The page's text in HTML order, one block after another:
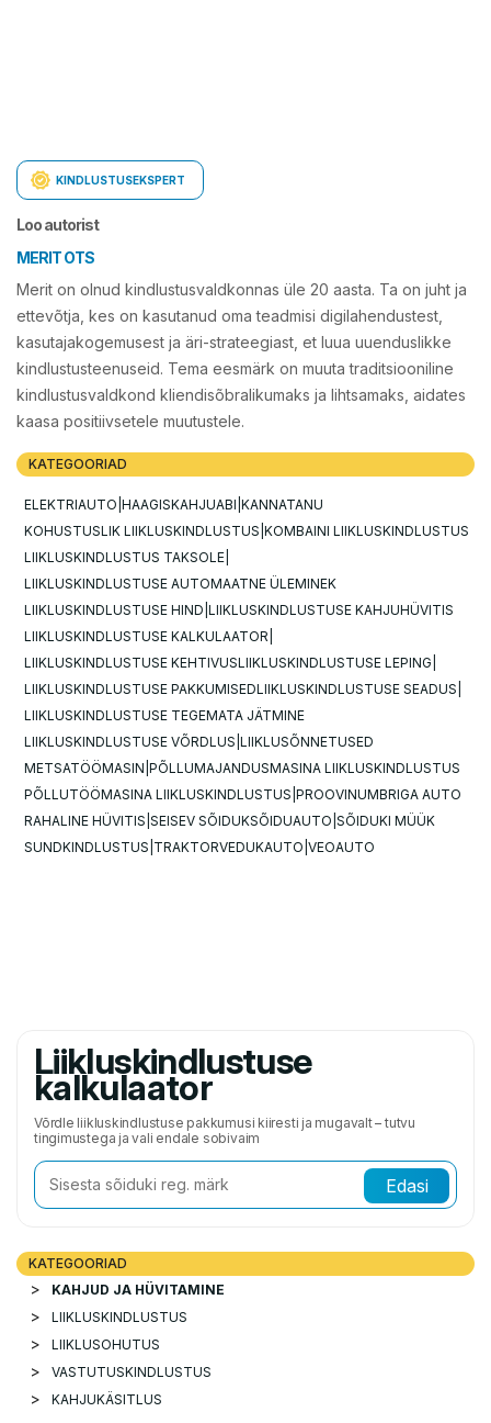
KINDLUSTUSEKSPERT
Loo autorist
MERIT OTS
Merit on olnud kindlustusvaldkonnas üle 20 aasta. Ta on juht ja
ettevõtja, kes on kasutanud oma teadmisi digilahendustest,
kasutajakogemusest ja äri-strateegiast, et luua uuenduslikke
kindlustusteenuseid. Tema eesmärk on muuta traditsiooniline
kindlustusvaldkond kliendisõbralikumaks ja lihtsamaks, aidates
kaasa positiivsetele muutustele.
KATEGOORIAD
ELEKTRIAUTO HAAGISKAHJUABI KANNATANU
KOHUSTUSLIK LIIKLUSKINDLUSTUS KOMBAINI LIIKLUSKINDLUSTUS
LIIKLUSKINDLUSTUS TAKSOLE
LIIKLUSKINDLUSTUSE AUTOMAATNE ÜLEMINEK
LIIKLUSKINDLUSTUSE HIND LIIKLUSKINDLUSTUSE KAHJUHÜVITIS
LIIKLUSKINDLUSTUSE KALKULAATOR
LIIKLUSKINDLUSTUSE KEHTIVUSLIIKLUSKINDLUSTUSE LEPING
LIIKLUSKINDLUSTUSE PAKKUMISEDLIIKLUSKINDLUSTUSE SEADUS
LIIKLUSKINDLUSTUSE TEGEMATA JÄTMINE
LIIKLUSKINDLUSTUSE VÕRDLUS LIIKLUSÕNNETUSED
METSATÖÖMASIN PÕLLUMAJANDUSMASINA LIIKLUSKINDLUSTUS
PÕLLUTÖÖMASINA LIIKLUSKINDLUSTUS PROOVINUMBRIGA AUTO
RAHALINE HÜVITIS SEISEV SÕIDUKSÕIDUAUTO SÕIDUKI MÜÜK
SUNDKINDLUSTUS TRAKTORVEDUKAUTO VEOAUTO
Liikluskindlustuse
kalkulaator
Võrdle liikluskindlustuse pakkumusi kiiresti ja mugavalt – tutvu
tingimustega ja vali endale sobivaim
Edasi
KATEGOORIAD
KAHJUD JA HÜVITAMINE
LIIKLUSKINDLUSTUS
LIIKLUSOHUTUS
VASTUTUSKINDLUSTUS
KAHJUKÄSITLUS